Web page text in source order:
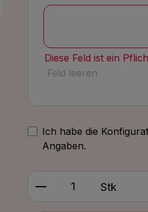
Diese Feld ist ein
Feld leeren
Ich habe die
Angaben.
Produkt Stk